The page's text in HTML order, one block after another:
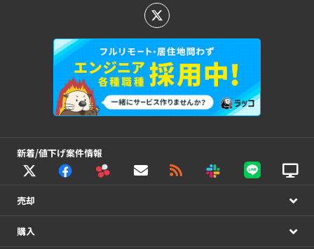
新着/値下げ案件情報
売却
購入